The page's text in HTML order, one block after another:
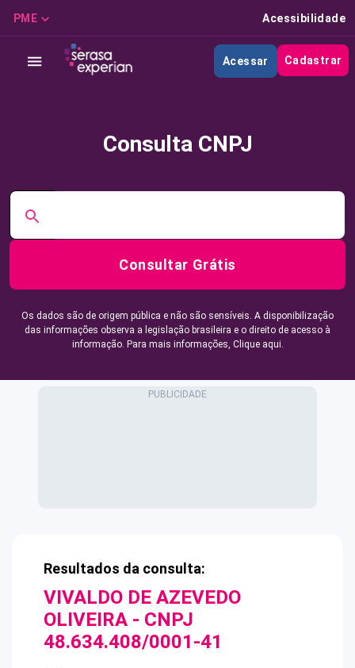
PME Acessibilidade
Acessar Cadastrar
Consulta CNPJ
Consultar Grátis
Os dados são de origem pública e não são sensíveis. A disponibilização
das informações observa a legislação brasileira e o direito de acesso à
informação. Para mais informações, Clique aqui.
Resultados da consulta:
VIVALDO DE AZEVEDO
OLIVEIRA - CNPJ
48.634.408/0001-41